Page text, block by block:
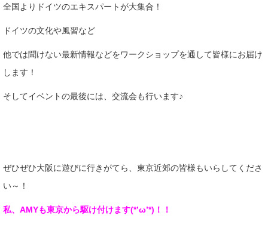
全国よりドイツのエキスパートが大集合！
ドイツの文化や風習など
他では聞けない最新情報などをワークショップを通して皆様にお届け
します！
そしてイベントの最後には、交流会も行います♪
ぜひぜひ大阪に遊びに行きがてら、東京近郊の皆様もいらしてくださ
い～！
私、AMYも東京から駆け付けます(*’ω’*)！！